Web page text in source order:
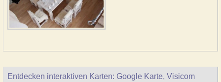
Entdecken interaktiven Karten: Google Karte, Visicom